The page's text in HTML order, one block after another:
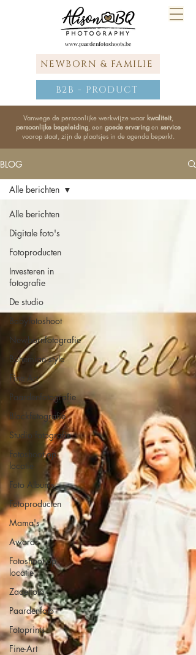
www.paardenfotoshoots.be
Vanwege de persoonlijke werkwijze waar kwaliteit,
persoonlijke begeleiding, een goede ervaringen service
voorop staat, zijn de plaatsjes in de agenda beperkt.
B2B - PRODUCT
NEWBORN & FAMILIE
BLOG
Alle berichten
Digitale foto's
Fotoproducten
Investeren in
fotografie
De studio
Babyfotoshoot
Newbornfotografie
Bohemian style
Fine Art
Paardenfotografie
Blackfotografie
Studio fotografie
Fotoshoot op
locatie
Foto Albums
Fotoproducten
Mama's
Awards
Fotoshoot op
locatie
Zadelfoto
Paardenfoto
Fotoprints
Fine-Art
Alle berichten